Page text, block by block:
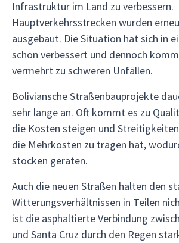
Infrastruktur im Land zu verbessern.
Hauptverkehrsstrecken wurden
ausgebaut. Die Situation hat sich in
schon verbessert und dennoch
vermehrt zu schweren Unfällen.
Boliviansche Straßenbauprojekte
sehr lange an. Oft kommt es zu
die Kosten steigen und
die Mehrkosten zu tragen hat,
stocken geraten.
Auch die neuen Straßen halten den
Witterungsverhältnissen in Teilen
ist die asphaltierte Verbindung
und Santa Cruz durch den Regen